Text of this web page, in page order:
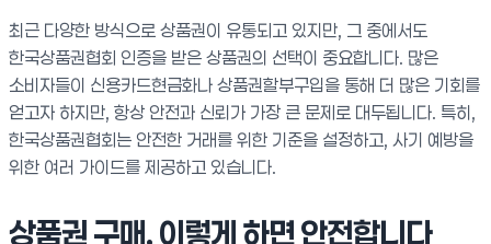
최근 다양한 방식으로 상품권이 유통되고 있지만, 그 중에서도
한국상품권협회 인증을 받은 상품권의 선택이 중요합니다. 많은
소비자들이 신용카드현금화나 상품권할부구입을 통해 더 많은 기회를
얻고자 하지만, 항상 안전과 신뢰가 가장 큰 문제로 대두됩니다. 특히,
한국상품권협회는 안전한 거래를 위한 기준을 설정하고, 사기 예방을
위한 여러 가이드를 제공하고 있습니다.
상품권 구매, 이렇게 하면 안전합니다